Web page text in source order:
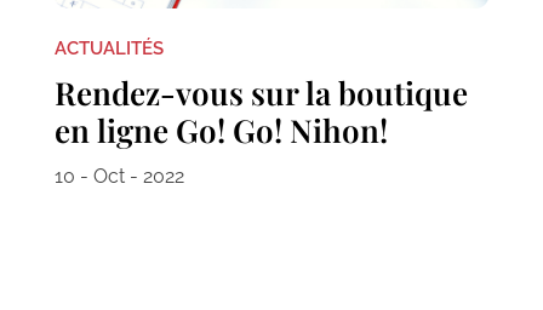
ACTUALITÉS
Rendez-vous sur la boutique
en ligne Go! Go! Nihon!
10 - Oct - 2022